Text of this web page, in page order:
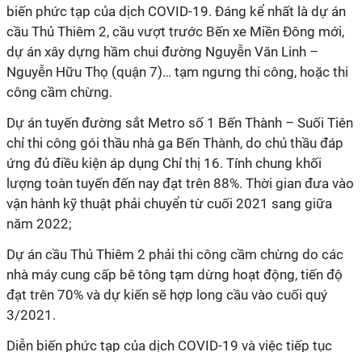
biến phức tạp của dịch COVID-19. Đáng kể nhất là dự án
cầu Thủ Thiêm 2, cầu vượt trước Bến xe Miền Đông mới,
dự án xây dựng hầm chui đường Nguyễn Văn Linh –
Nguyễn Hữu Thọ (quận 7)… tạm ngưng thi công, hoặc thi
công cầm chừng.
Dự án tuyến đường sắt Metro số 1 Bến Thành – Suối Tiên
chỉ thi công gói thầu nhà ga Bến Thành, do chủ thầu đáp
ứng đủ điều kiện áp dụng Chỉ thị 16. Tính chung khối
lượng toàn tuyến đến nay đạt trên 88%. Thời gian đưa vào
vận hành kỹ thuật phải chuyển từ cuối 2021 sang giữa
năm 2022;
Dự án cầu Thủ Thiêm 2 phải thi công cầm chừng do các
nhà máy cung cấp bê tông tạm dừng hoạt động, tiến độ
đạt trên 70% và dự kiến sẽ hợp long cầu vào cuối quý
3/2021.
Diễn biến phức tạp của dịch COVID-19 và việc tiếp tục